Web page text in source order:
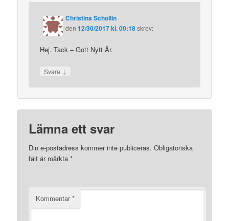
Christina Schollin
den12/30/2017 kl. 00:18skrev:
Hej. Tack – Gott Nytt År.
Svara ↓
Lämna ett svar
Din e-postadress kommer inte publiceras. Obligatoriska
fält är märkta*
Kommentar*